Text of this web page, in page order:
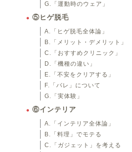
G.「運動時のウェア」
⑤ヒゲ脱毛
A.「ヒゲ脱毛全体論」
B.「メリット・デメリット」
C.「おすすめクリニック」
D.「機種の違い」
E.「不安をクリアする」
F.「バレ」について
G.「実体験」
⑥インテリア
A.「インテリア全体論」
B.「料理」でモテる
C.「ガジェット」を考える